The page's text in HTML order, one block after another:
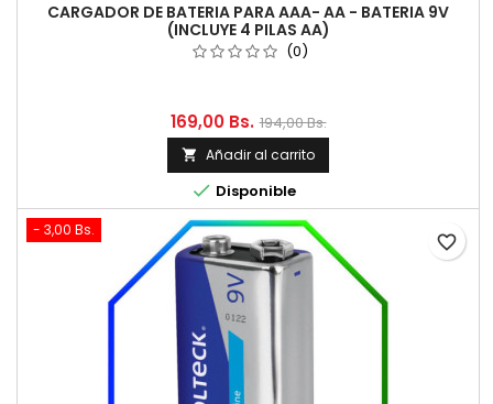
CARGADOR DE BATERIA PARA AAA- AA - BATERIA 9V
(INCLUYE 4 PILAS AA)
(0)
169,00 Bs. 194,00 Bs.
 Añadir al carrito
 Disponible
- 3,00 Bs.
favorite_border